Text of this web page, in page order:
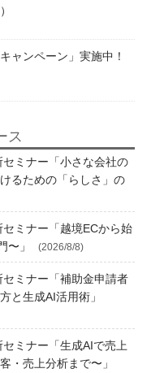
ャンペーン」実施中！
ス
セミナー「小さな会社の
るための「らしさ」の
セミナー「越境ECから始
〜」
(2026/8/8)
セミナー「補助金申請者
と生成AI活用術」
セミナー「生成AIで売上
・売上分析まで〜」